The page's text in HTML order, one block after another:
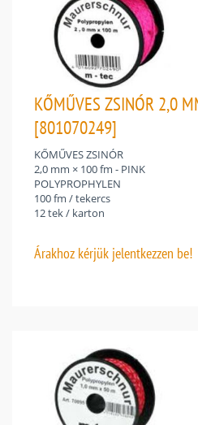
KŐMŰVES ZSINÓR 2,0
[801070249]
KŐMŰVES ZSINÓR
2,0 mm × 100 fm - PINK
POLYPROPHYLEN
100 fm / tekercs
12 tek / karton
Árakhoz kérjük jelentkezzen be!